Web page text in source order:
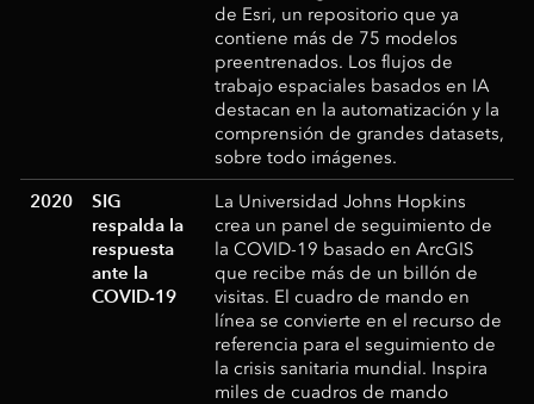
de Esri, un repositorio que ya
contiene más de 75 modelos
preentrenados. Los flujos de
trabajo espaciales basados en IA
destacan en la automatización y la
comprensión de grandes datasets,
sobre todo imágenes.
2020
SIG
respalda la
respuesta
ante la
COVID-19
La Universidad Johns Hopkins
crea un panel de seguimiento de
la COVID-19 basado en ArcGIS
que recibe más de un billón de
visitas. El cuadro de mando en
línea se convierte en el recurso de
referencia para el seguimiento de
la crisis sanitaria mundial. Inspira
miles de cuadros de mando